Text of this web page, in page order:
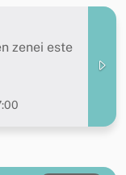
zenei este